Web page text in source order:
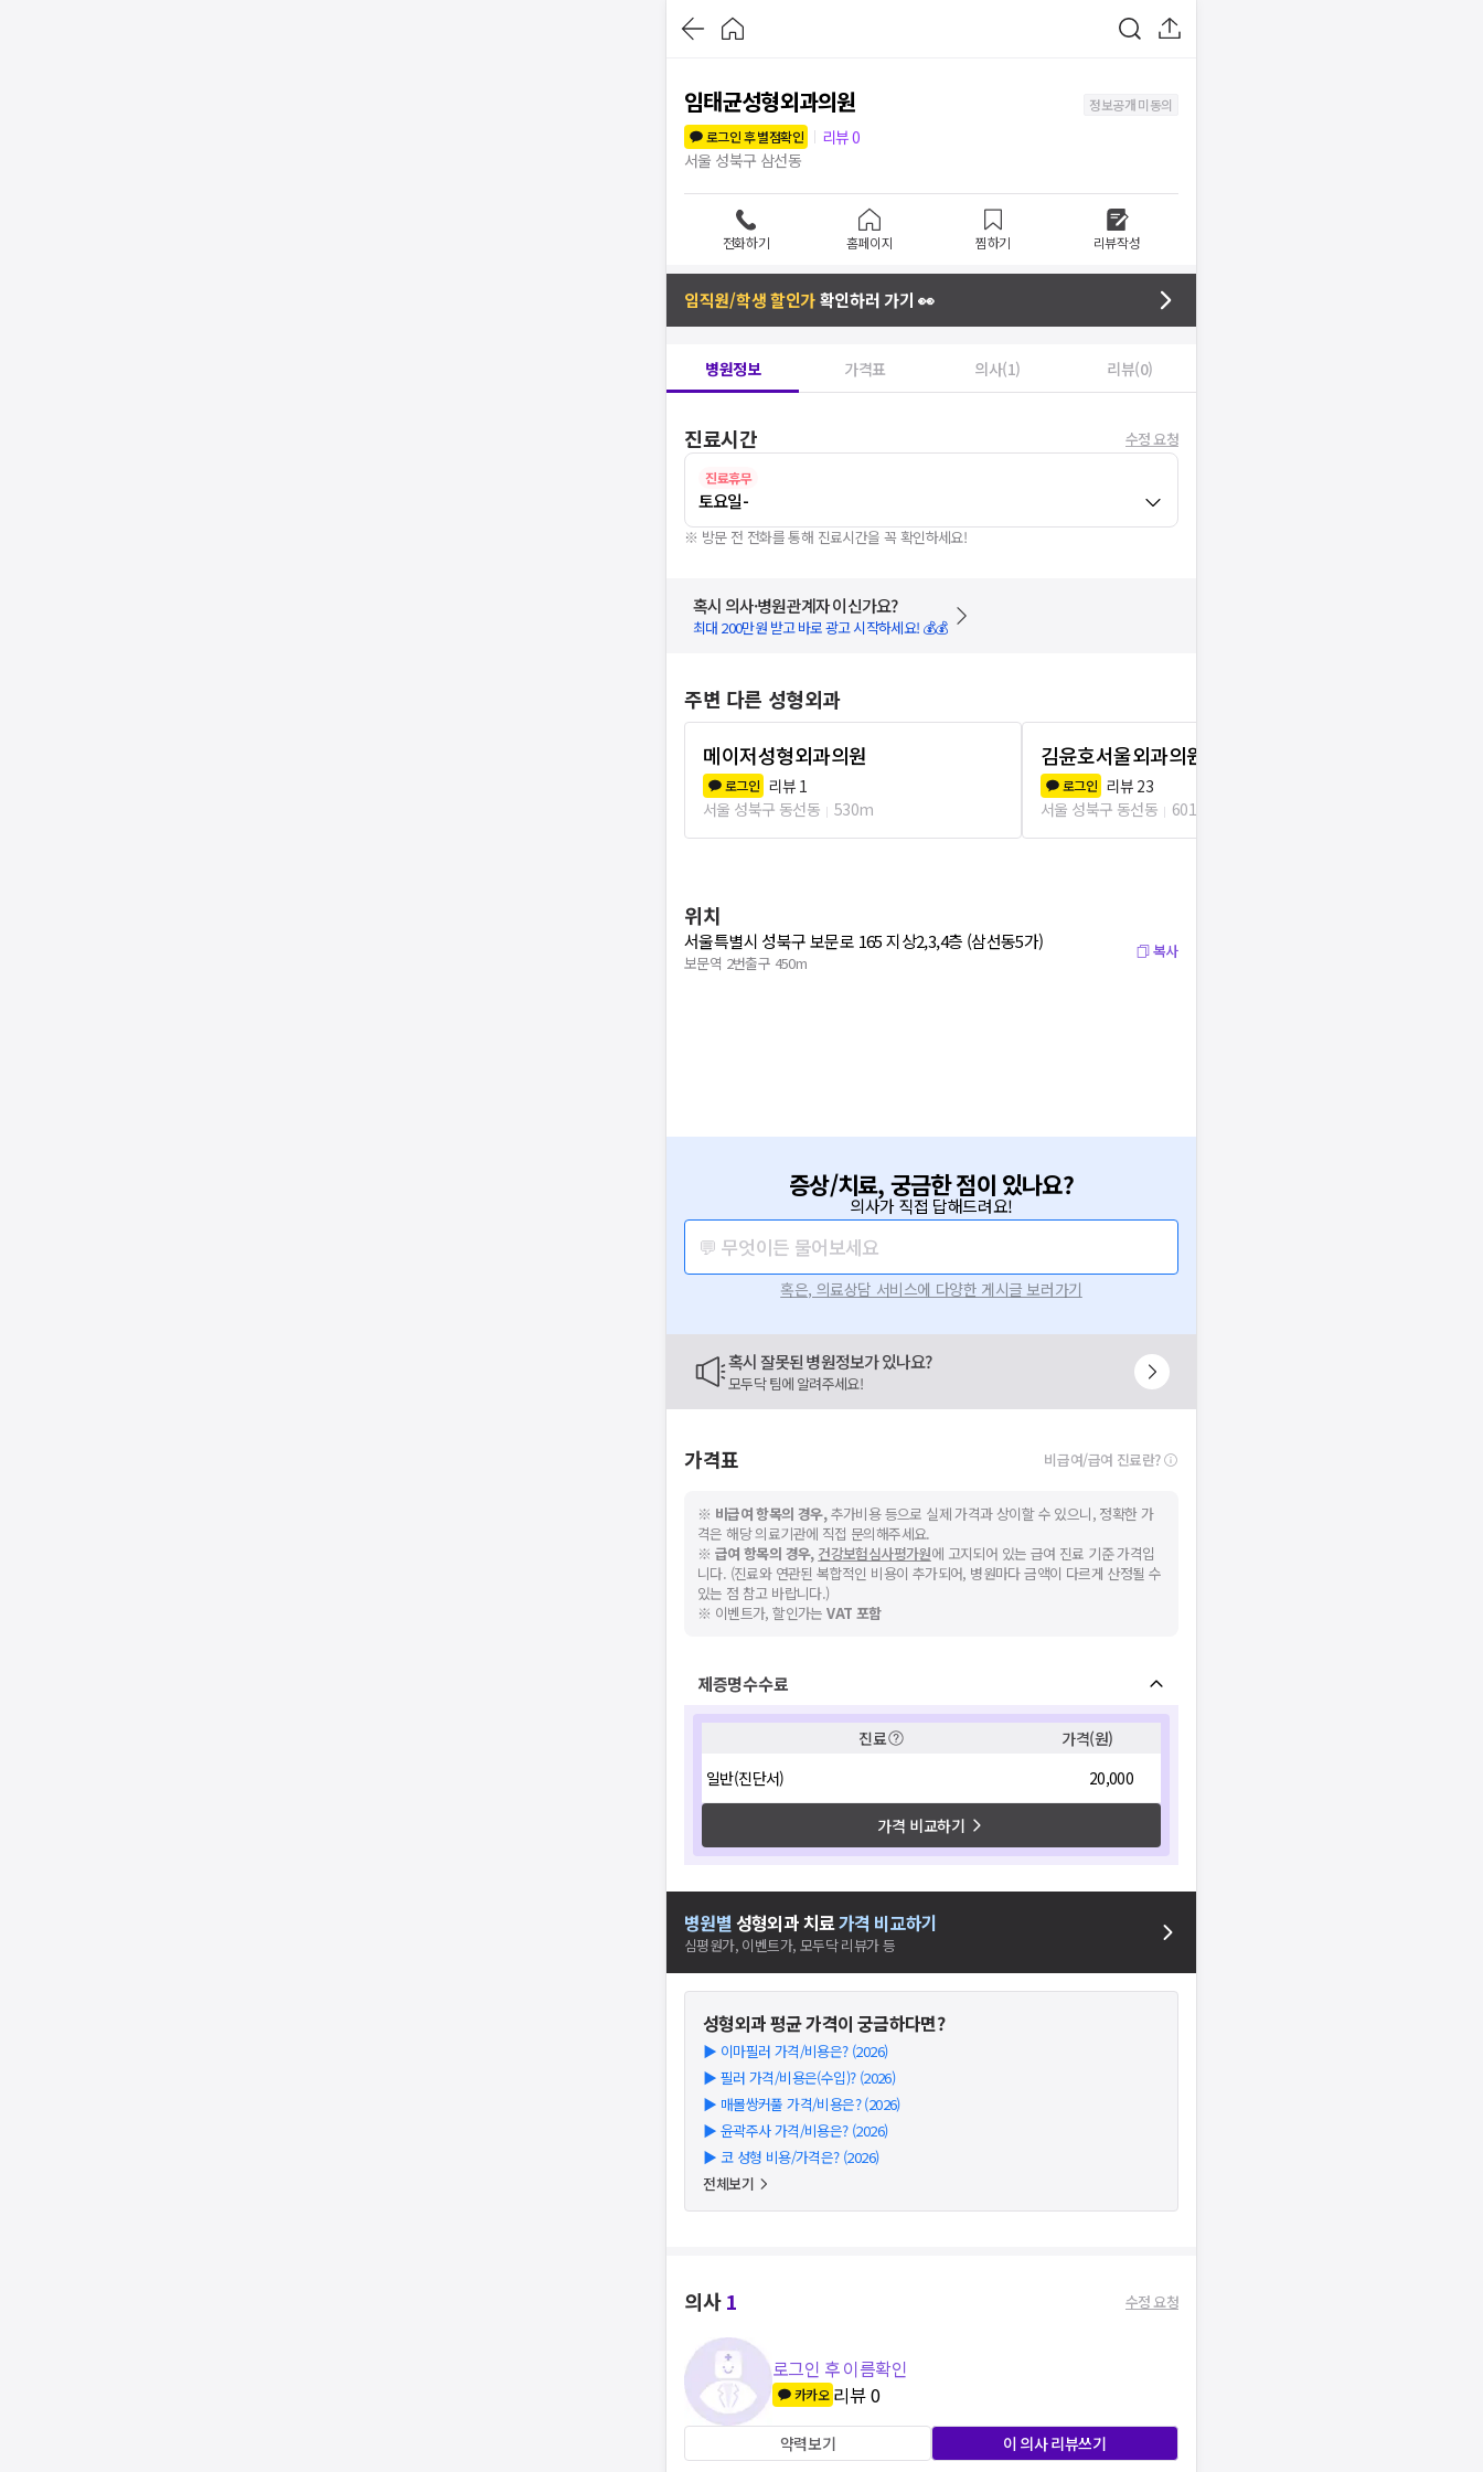
임태균성형외과의원
정보공개 미동의
로그인 후 별점확인
리뷰0
서울 성북구 삼선동
전화하기 홈페이지 찜하기 리뷰작성
임직원/학생 할인가확인하러 가기 👀
병원정보 가격표 의사(1) 리뷰(0)
진료시간 수정 요청
진료휴무
토요일-
※ 방문 전 전화를 통해 진료시간을 꼭 확인하세요!
혹시 의사·병원관계자 이신가요?
최대 200만원 받고 바로 광고 시작하세요! 💰💰
주변 다른 성형외과
메이저성형외과의원
로그인 리뷰 1
서울 성북구 동선동
530m
김윤호서울외과의원
로그인 리뷰 23
서울 성북구 동선동
601m
위치
서울특별시 성북구 보문로 165 지상2,3,4층 (삼선동5가)
보문역 2번출구 450m
복사
증상/치료, 궁금한 점이 있나요?
의사가 직접 답해드려요!
💬 무엇이든 물어보세요
혹은, 의료상담 서비스에 다양한 게시글 보러가기
혹시 잘못된 병원정보가 있나요?
모두닥 팀에 알려주세요!
가격표 비급여/급여 진료란?
※ 비급여 항목의 경우,추가비용 등으로 실제 가격과 상이할 수 있으니, 정확한 가
격은 해당 의료기관에 직접 문의해주세요.
※ 급여 항목의 경우, 건강보험심사평가원에 고지되어 있는 급여 진료 기준 가격입
니다. (진료와 연관된 복합적인 비용이 추가되어, 병원마다 금액이 다르게 산정될 수
있는 점 참고 바랍니다.)
※ 이벤트가, 할인가는VAT 포함
제증명수수료
진료
가격(원)
일반(진단서)
20,000
가격 비교하기
병원별 성형외과치료가격 비교하기
심평원가, 이벤트가, 모두닥 리뷰가 등
성형외과평균 가격이 궁금하다면?
▶ 이마필러 가격/비용은? (2026)
▶ 필러 가격/비용은(수입)? (2026)
▶ 매몰쌍커풀 가격/비용은? (2026)
▶ 윤곽주사 가격/비용은? (2026)
▶ 코 성형 비용/가격은? (2026)
전체보기
의사1 수정 요청
로그인 후 이름확인
카카오 리뷰0
약력보기 이 의사 리뷰쓰기